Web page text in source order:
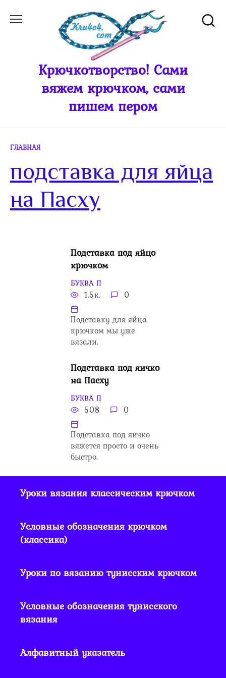
Крючкотворство! Сами
вяжем крючком, сами
пишем пером
ГЛАВНАЯ
подставка для яйца
на Пасху
Подставка под яйцо
крючком
БУКВА П
1.5к. 0
Подставку для яйца
крючком мы уже
вязали.
Подставка под яичко
на Пасху
БУКВА П
508 0
Подставка под яичко
вяжется просто и очень
быстро.
Уроки вязания классическим крючком
Условные обозначения крючком
(классика)
Уроки по вязанию тунисским крючком
Условные обозначения тунисского
вязания
Алфавитный указатель